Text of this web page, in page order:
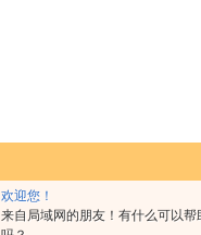
欢迎您！
来自局域网的朋友！有什么可以帮